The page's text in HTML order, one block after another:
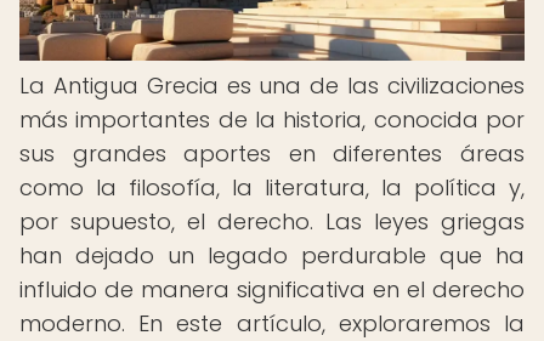
La Antigua Grecia es una de las civilizaciones
más importantes de la historia, conocida por
sus grandes aportes en diferentes áreas
como la filosofía, la literatura, la política y,
por supuesto, el derecho. Las leyes griegas
han dejado un legado perdurable que ha
influido de manera significativa en el derecho
moderno. En este artículo, exploraremos la